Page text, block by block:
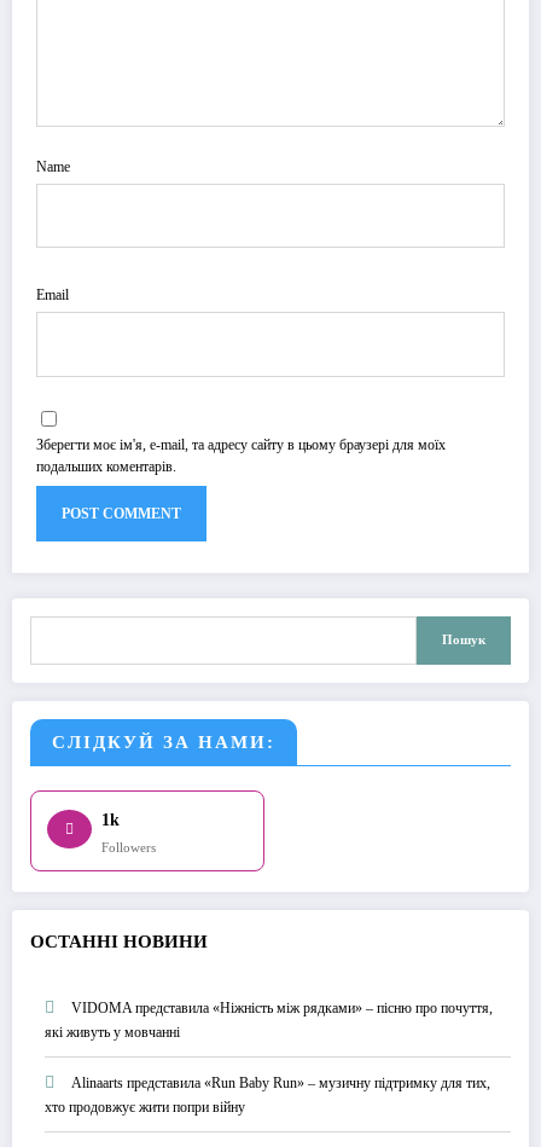
Name
Email
Зберегти моє ім'я, e-mail, та адресу сайту в цьому браузері для моїх
подальших коментарів.
Пошук
СЛІДКУЙ ЗА НАМИ:
1k
Followers
ОСТАННІ НОВИНИ
VIDOMA представила «Ніжність між рядками» – пісню про почуття,
які живуть у мовчанні
Alinaarts представила «Run Baby Run» – музичну підтримку для тих,
хто продовжує жити попри війну